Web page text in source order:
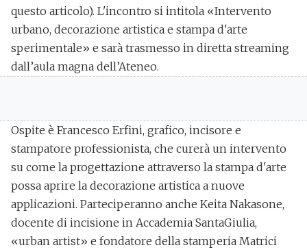
questo articolo). L'incontro si intitola «Intervento
urbano, decorazione artistica e stampa d'arte
sperimentale» e sarà trasmesso in diretta streaming
dall’aula magna dell’Ateneo.
Ospite è Francesco Erfini, grafico, incisore e
stampatore professionista, che curerà un intervento
su come la progettazione attraverso la stampa d'arte
possa aprire la decorazione artistica a nuove
applicazioni. Parteciperanno anche Keita Nakasone,
docente di incisione in Accademia SantaGiulia,
«urban artist» e fondatore della stamperia Matrici